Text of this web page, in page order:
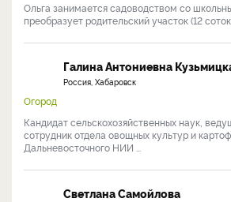
Ольга занимается садоводством со
преобразует родительский участок (12
Галина Антониевна
Россия, Хабаровск
Огород
Кандидат сельскохозяйственных наук,
сотрудник отдела овощных культур и
Дальневосточного НИИ ...
Светлана Самойлова